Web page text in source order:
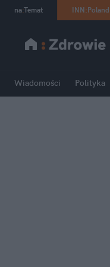
na:Temat INN:Poland
Wiadomości Polityka